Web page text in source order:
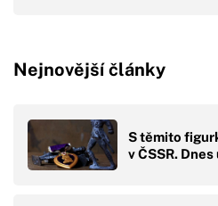
Nejnovější články
S těmito
v ČSSR.